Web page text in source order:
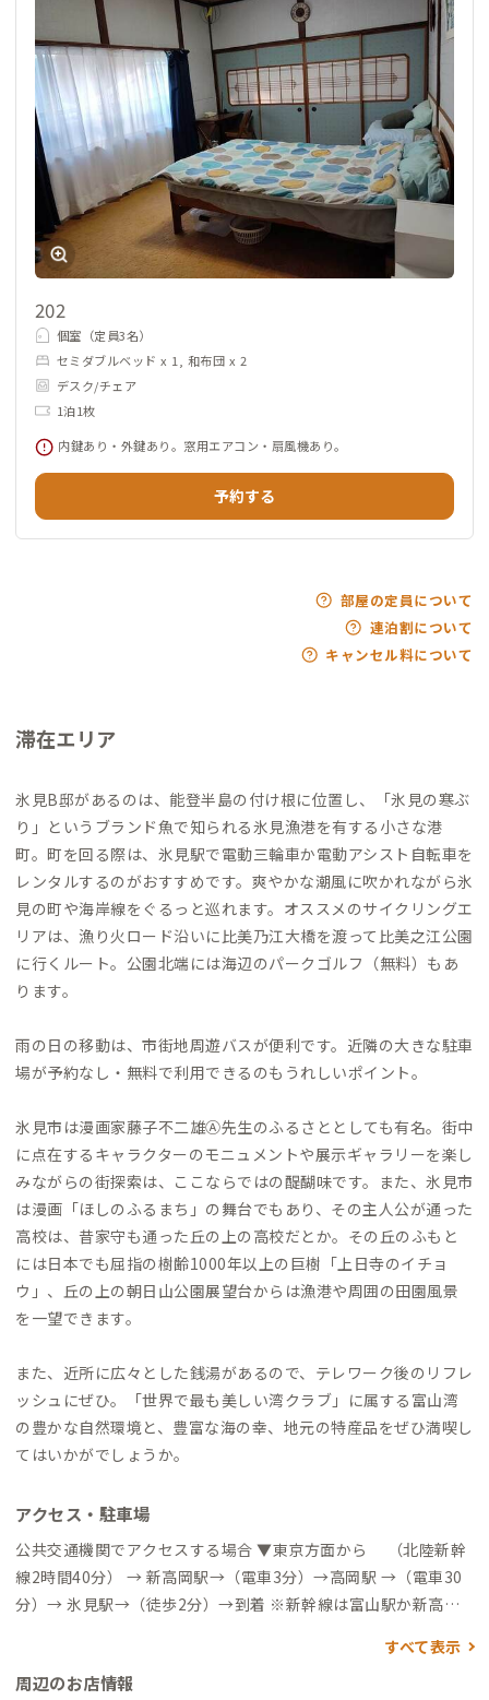
202
個室（定員3名）
セミダブルベッド x 1, 和布団 x 2
デスク/チェア
1泊1枚
内鍵あり・外鍵あり。窓用エアコン・扇風機あり。
予約する
部屋の定員について
連泊割について
キャンセル料について
滞在エリア
氷見B邸があるのは、能登半島の付け根に位置し、「氷見の寒ぶ
り」というブランド魚で知られる氷見漁港を有する小さな港
町。町を回る際は、氷見駅で電動三輪車か電動アシスト自転車を
レンタルするのがおすすめです。爽やかな潮風に吹かれながら氷
見の町や海岸線をぐるっと巡れます。オススメのサイクリングエ
リアは、漁り火ロード沿いに比美乃江大橋を渡って比美之江公園
に行くルート。公園北端には海辺のパークゴルフ（無料）もあ
ります。
雨の日の移動は、市街地周遊バスが便利です。近隣の大きな駐車
場が予約なし・無料で利用できるのもうれしいポイント。
氷見市は漫画家藤子不二雄Ⓐ先生のふるさととしても有名。街中
に点在するキャラクターのモニュメントや展示ギャラリーを楽し
みながらの街探索は、ここならではの醍醐味です。また、氷見市
は漫画「ほしのふるまち」の舞台でもあり、その主人公が通った
高校は、昔家守も通った丘の上の高校だとか。その丘のふもと
には日本でも屈指の樹齢1000年以上の巨樹「上日寺のイチョ
ウ」、丘の上の朝日山公園展望台からは漁港や周囲の田園風景
を一望できます。
また、近所に広々とした銭湯があるので、テレワーク後のリフレ
ッシュにぜひ。「世界で最も美しい湾クラブ」に属する富山湾
の豊かな自然環境と、豊富な海の幸、地元の特産品をぜひ満喫し
てはいかがでしょうか。
アクセス・駐車場
公共交通機関でアクセスする場合 ▼東京方面から （北陸新幹
線2時間40分） → 新高岡駅→（電車3分）→高岡駅 →（電車30
分）→ 氷見駅→（徒歩2分）→到着 ※新幹線は富山駅か新高岡
バード2時間30分） → 金沢駅 →（電車40分）→ 高岡駅 →（電
車20分）→ 氷見駅 ▼名古屋方面から （特急しらさぎ3時間）
すべて表示
周辺のお店情報